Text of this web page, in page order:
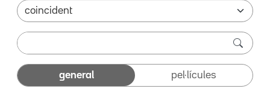
general pel·lícules